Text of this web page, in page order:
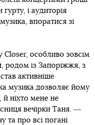
і аудиторія
впоратися зі
Closer, особливо зовсім
родом із Запоріжжя, з
активніше
музика дозволяє йому
ніхто мене не
вечірки Таня. ―
та про всі погані